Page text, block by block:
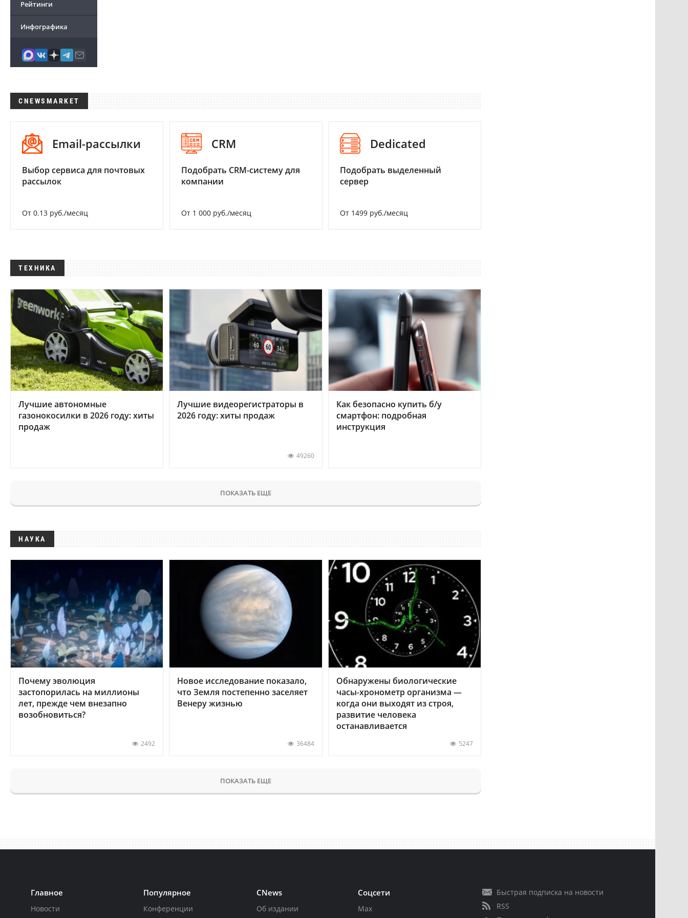
Рейтинги
Инфографика
CNEWSMARKET
Email-рассылки
Выбор сервиса для почтовых
рассылок
От 0.13 руб./месяц
CRM
Подобрать CRM-систему для
компании
От 1 000 руб./месяц
Dedicated
Подобрать выделенный
сервер
От 1499 руб./месяц
ТЕХНИКА
Лучшие автономные
газонокосилки в 2026 году: хиты
продаж
Лучшие видеорегистраторы в
2026 году: хиты продаж
49260
Как безопасно купить б/у
смартфон: подробная
инструкция
ПОКАЗАТЬ ЕЩЕ
НАУКА
Почему эволюция
застопорилась на миллионы
лет, прежде чем внезапно
возобновиться?
2492
Новое исследование показало,
что Земля постепенно заселяет
Венеру жизнью
36484
Обнаружены биологические
часы-хронометр организма —
когда они выходят из строя,
развитие человека
останавливается
5247
ПОКАЗАТЬ ЕЩЕ
Главное
Новости
Популярное
Конференции
CNews
Об издании
Соцсети
Max
Быстрая подписка на новости
RSS